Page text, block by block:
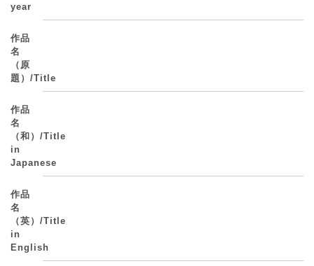
year
作品
名
（原
題）/Title
作品
名
（和）/Title
in
Japanese
作品
名
（英）/Title
in
English